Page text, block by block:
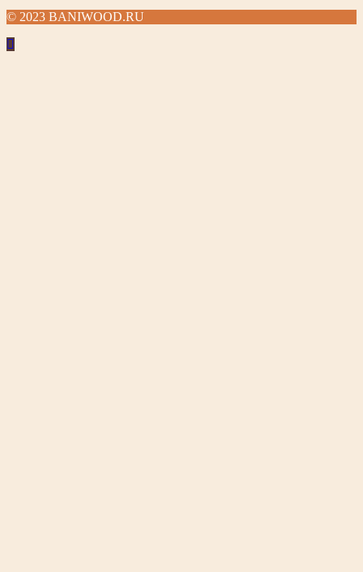
© 2023 BANIWOOD.RU